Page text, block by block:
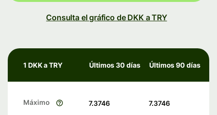
Consulta el gráfico de DKK a TRY
1 DKK a TRY Últimos 30 días Últimos 90 días
Máximo 7.3746 7.3746